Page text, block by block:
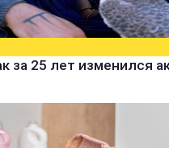
за 25 лет изменился